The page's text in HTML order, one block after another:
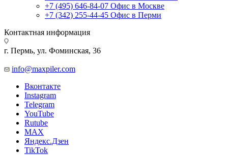
+7 (495) 646-84-07 Офис в Москве
+7 (342) 255-44-45 Офис в Перми
Контактная информация
г. Пермь, ул. Фоминская, 36
info@maxpiler.com
Вконтакте
Instagram
Telegram
YouTube
Rutube
MAX
Яндекс.Дзен
TikTok